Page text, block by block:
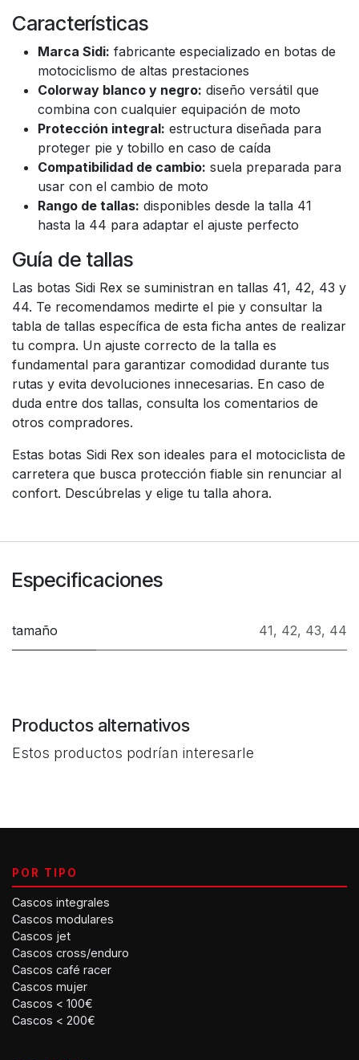
Características
Marca Sidi: fabricante especializado en botas de
motociclismo de altas prestaciones
Colorway blanco y negro: diseño versátil que
combina con cualquier equipación de moto
Protección integral: estructura diseñada para
proteger pie y tobillo en caso de caída
Compatibilidad de cambio: suela preparada para
usar con el cambio de moto
Rango de tallas: disponibles desde la talla 41
hasta la 44 para adaptar el ajuste perfecto
Guía de tallas
Las botas Sidi Rex se suministran en tallas 41, 42, 43 y
44. Te recomendamos medirte el pie y consultar la
tabla de tallas específica de esta ficha antes de realizar
tu compra. Un ajuste correcto de la talla es
fundamental para garantizar comodidad durante tus
rutas y evita devoluciones innecesarias. En caso de
duda entre dos tallas, consulta los comentarios de
otros compradores.
Estas botas Sidi Rex son ideales para el motociclista de
carretera que busca protección fiable sin renunciar al
confort. Descúbrelas y elige tu talla ahora.
Especificaciones
tamaño 41, 42, 43, 44
Productos alternativos
Estos productos podrían interesarle
POR TIPO
Cascos integrales
Cascos modulares
Cascos jet
Cascos cross/enduro
Cascos café racer
Cascos mujer
Cascos < 100€
Cascos < 200€